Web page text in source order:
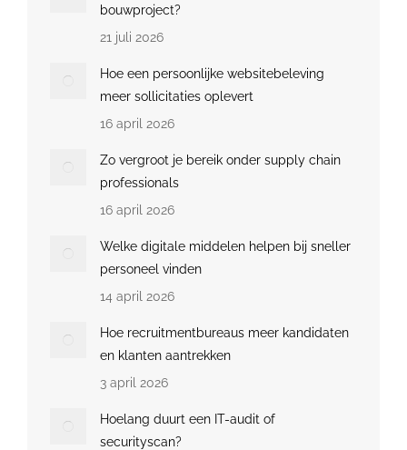
bouwproject?
21 juli 2026
Hoe een persoonlijke websitebeleving
meer sollicitaties oplevert
16 april 2026
Zo vergroot je bereik onder supply chain
professionals
16 april 2026
Welke digitale middelen helpen bij sneller
personeel vinden
14 april 2026
Hoe recruitmentbureaus meer kandidaten
en klanten aantrekken
3 april 2026
Hoelang duurt een IT-audit of
securityscan?